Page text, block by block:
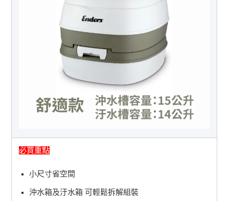
必買重點
小尺寸省空間
沖水箱及汙水箱 可輕鬆拆解組裝